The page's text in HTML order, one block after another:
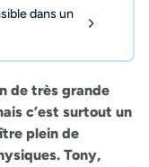
dans un
de très grande
c’est surtout un
plein de
Tony,